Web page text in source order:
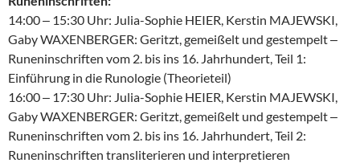
14:00 ‒ 15:30 Uhr: Julia-Sophie HEIER, Kerstin MAJEWSKI,
Gaby WAXENBERGER: Geritzt, gemeißelt und gestempelt ‒
Runeninschriften vom 2. bis ins 16. Jahrhundert, Teil 1:
Einführung in die Runologie (Theorieteil)
16:00 ‒ 17:30 Uhr: Julia-Sophie HEIER, Kerstin MAJEWSKI,
Gaby WAXENBERGER: Geritzt, gemeißelt und gestempelt ‒
Runeninschriften vom 2. bis ins 16. Jahrhundert, Teil 2:
Runeninschriften transliterieren und interpretieren